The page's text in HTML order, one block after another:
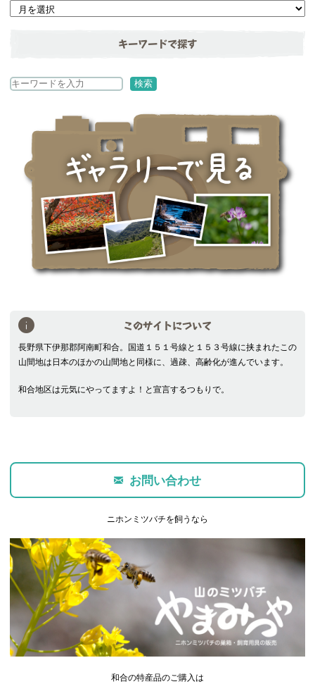
キーワードで探す
検
検索
このサイトについて
長野県下伊那郡阿南町和合。国道１５１号線と１５３号線に挟まれたこの
山間地は日本のほかの山間地と同様に、過疎、高齢化が進んでいます。
和合地区は元気にやってますよ！と宣言するつもりで。
お問い合わせ
ニホンミツバチを飼うなら
和合の特産品のご購入は